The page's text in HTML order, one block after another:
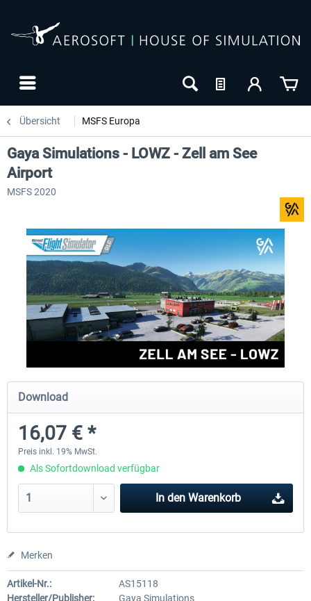
Übersicht MSFS Europa
Aerosoft Mega Airport Brüssel Aerosoft Airport Köln/
Gaya Simulations - LOWZ - Zell am See
Airport
MSFS 2020
Download
16,07 € *
Preis inkl. 19% MwSt.
Als Sofortdownload verfügbar
In den Warenkorb
Merken
Artikel-Nr.:
AS15118
Hersteller/Publisher:
Gaya Simulations